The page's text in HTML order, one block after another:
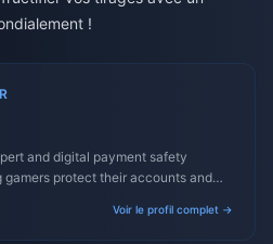
!
and digital payment safety
protect their accounts and
Voir le profil complet →